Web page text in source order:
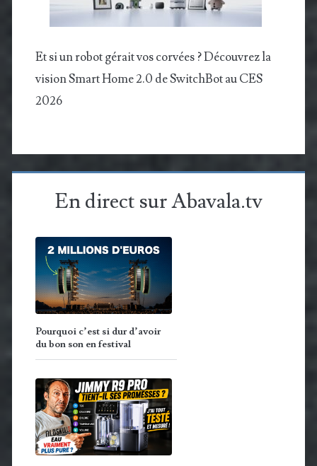
Et si un robot gérait vos corvées ? Découvrez la
vision Smart Home 2.0 de SwitchBot au CES
2026
En direct sur Abavala.tv
Pourquoi c’est si dur d’avoir
du bon son en festival